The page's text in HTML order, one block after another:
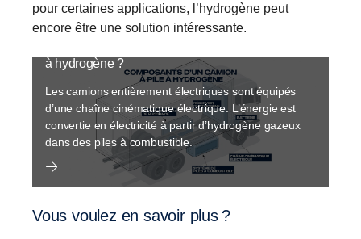
pour certaines applications, l’hydrogène peut
encore être une solution intéressante.
à hydrogène ?
Les camions entièrement électriques sont équipés
d’une chaîne cinématique électrique. L’énergie est
convertie en électricité à partir d’hydrogène gazeux
dans des piles à combustible.
Vous voulez en savoir plus ?